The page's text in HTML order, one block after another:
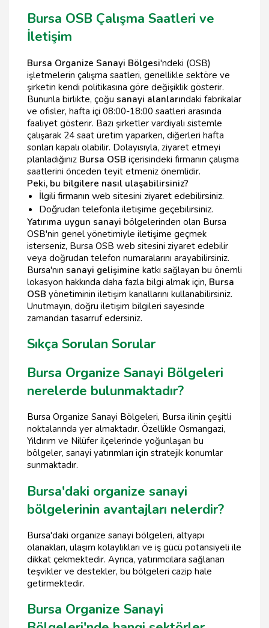
Bursa OSB Çalışma Saatleri ve
İletişim
Bursa Organize Sanayi Bölgesi'ndeki (OSB)
işletmelerin çalışma saatleri, genellikle sektöre ve
şirketin kendi politikasına göre değişiklik gösterir.
Bununla birlikte, çoğu sanayi alanlarındaki fabrikalar
ve ofisler, hafta içi 08:00-18:00 saatleri arasında
faaliyet gösterir. Bazı şirketler vardiyalı sistemle
çalışarak 24 saat üretim yaparken, diğerleri hafta
sonları kapalı olabilir. Dolayısıyla, ziyaret etmeyi
planladığınız Bursa OSB içerisindeki firmanın çalışma
saatlerini önceden teyit etmeniz önemlidir.
Peki, bu bilgilere nasıl ulaşabilirsiniz?
İlgili firmanın web sitesini ziyaret edebilirsiniz.
Doğrudan telefonla iletişime geçebilirsiniz.
Yatırıma uygun sanayi bölgelerinden olan Bursa
OSB'nin genel yönetimiyle iletişime geçmek
isterseniz, Bursa OSB web sitesini ziyaret edebilir
veya doğrudan telefon numaralarını arayabilirsiniz.
Bursa'nın sanayi gelişimine katkı sağlayan bu önemli
lokasyon hakkında daha fazla bilgi almak için, Bursa
OSB yönetiminin iletişim kanallarını kullanabilirsiniz.
Unutmayın, doğru iletişim bilgileri sayesinde
zamandan tasarruf edersiniz.
Sıkça Sorulan Sorular
Bursa Organize Sanayi Bölgeleri
nerelerde bulunmaktadır?
Bursa Organize Sanayi Bölgeleri, Bursa ilinin çeşitli
noktalarında yer almaktadır. Özellikle Osmangazi,
Yıldırım ve Nilüfer ilçelerinde yoğunlaşan bu
bölgeler, sanayi yatırımları için stratejik konumlar
sunmaktadır.
Bursa'daki organize sanayi
bölgelerinin avantajları nelerdir?
Bursa'daki organize sanayi bölgeleri, altyapı
olanakları, ulaşım kolaylıkları ve iş gücü potansiyeli ile
dikkat çekmektedir. Ayrıca, yatırımcılara sağlanan
teşvikler ve destekler, bu bölgeleri cazip hale
getirmektedir.
Bursa Organize Sanayi